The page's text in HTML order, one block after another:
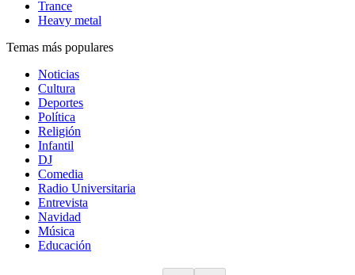
Trance
Heavy metal
Temas más populares
Noticias
Cultura
Deportes
Política
Religión
Infantil
DJ
Comedia
Radio Universitaria
Entrevista
Navidad
Música
Educación